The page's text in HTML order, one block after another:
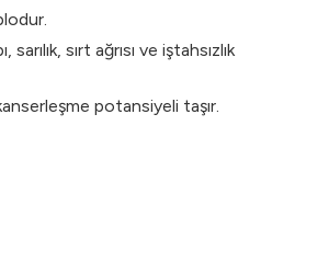
sırt ağrısı ve iştahsızlık
potansiyeli taşır.